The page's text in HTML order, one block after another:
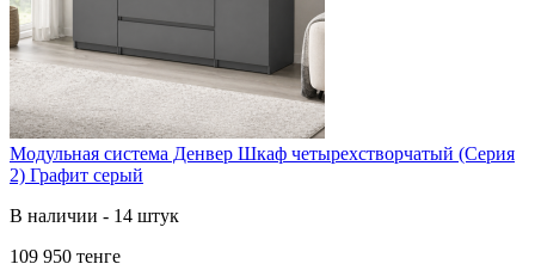
Модульная система Денвер Шкаф четырехстворчатый (Серия
2) Графит серый
В наличии - 14 штук
109 950 тенге